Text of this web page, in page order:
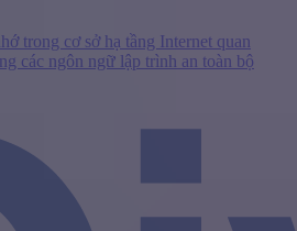
trong cơ sở hạ tầng Internet quan
các ngôn ngữ lập trình an toàn bộ